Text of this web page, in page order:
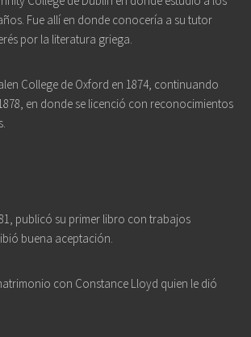
Fue allí en donde conocería a su tutor
por la literatura griega.
College de Oxford en 1874, continuando
en donde se licenció con reconocimientos
publicó su primer libro con trabajos
buena aceptación.
con Constance Lloyd quien le dió